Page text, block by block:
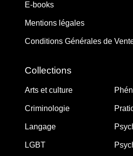
E-books
Mentions légales
Conditions Générales de
Collections
Arts et culture
Criminologie
Langage
LGBT